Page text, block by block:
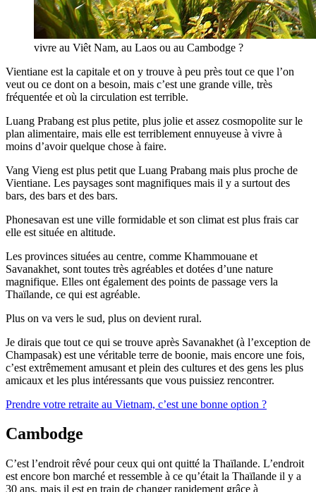
vivre au Viêt Nam, au Laos ou au Cambodge ?
Vientiane est la capitale et on y trouve à peu près tout ce que l’on
veut ou ce dont on a besoin, mais c’est une grande ville, très
fréquentée et où la circulation est terrible.
Luang Prabang est plus petite, plus jolie et assez cosmopolite sur le
plan alimentaire, mais elle est terriblement ennuyeuse à vivre à
moins d’avoir quelque chose à faire.
Vang Vieng est plus petit que Luang Prabang mais plus proche de
Vientiane. Les paysages sont magnifiques mais il y a surtout des
bars, des bars et des bars.
Phonesavan est une ville formidable et son climat est plus frais car
elle est située en altitude.
Les provinces situées au centre, comme Khammouane et
Savanakhet, sont toutes très agréables et dotées d’une nature
magnifique. Elles ont également des points de passage vers la
Thaïlande, ce qui est agréable.
Plus on va vers le sud, plus on devient rural.
Je dirais que tout ce qui se trouve après Savanakhet (à l’exception de
Champasak) est une véritable terre de boonie, mais encore une fois,
c’est extrêmement amusant et plein des cultures et des gens les plus
amicaux et les plus intéressants que vous puissiez rencontrer.
Prendre votre retraite au Vietnam, c’est une bonne option ?
Cambodge
C’est l’endroit rêvé pour ceux qui ont quitté la Thaïlande. L’endroit
est encore bon marché et ressemble à ce qu’était la Thaïlande il y a
30 ans, mais il est en train de changer rapidement grâce à